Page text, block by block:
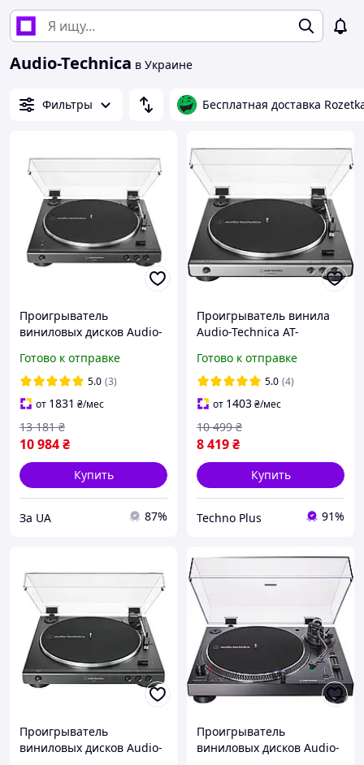
Audio-Technica в Украине
Фильтры Бесплатная доставка
Проигрыватель
виниловых дисков Audio-
Готово к отправке
5.0 (3)
от 1831 ₴/мес
10 984₴
13 181 ₴
Купить
За UA 87%
Проигрыватель винила
Audio-Technica AT-
Готово к отправке
5.0 (4)
от 1403₴/мес
8 419₴
10 499 ₴
Купить
Techno Plus 91%
Проигрыватель
виниловых дисков Audio-
Проигрыватель
виниловых дисков Audio-